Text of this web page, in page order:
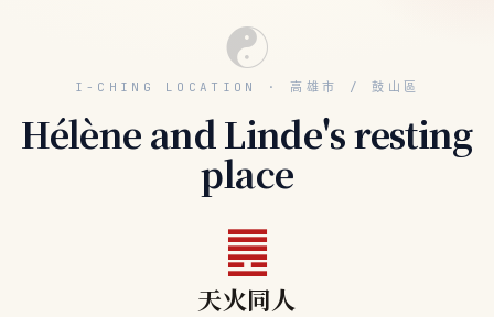
☯
I-CHING LOCATION · 高雄市 / 鼓山區
Hélène and Linde's resting
place
䷌
天火同人